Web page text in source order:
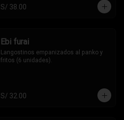
S/ 38.00
Ebi furai
Langostinos empanizados al panko y
fritos (6 unidades).
S/ 32.00